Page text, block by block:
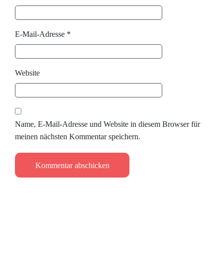
E-Mail-Adresse *
Website
Name, E-Mail-Adresse und Website in diesem Browser für
meinen nächsten Kommentar speichern.